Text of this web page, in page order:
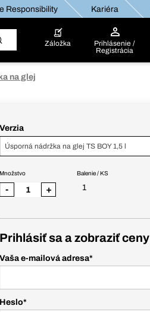
Responsibility Kariéra
Záložka
Prihlásenie /
Registrácia
na glej
Verzia
Úsporná nádržka na glej TS BOY 1,5 l
Balenie / KS
1
Množstvo
- +
Prihlásiť sa a zobraziť ceny
Vaša e-mailová adresa*
Heslo*